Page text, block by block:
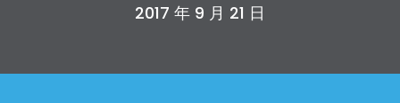
2017 年 9 月 21 日